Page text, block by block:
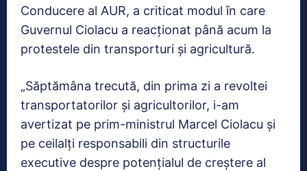
Conducere al AUR, a criticat modul în care
Guvernul Ciolacu a reacţionat până acum la
protestele din transporturi şi agricultură.
„Săptămâna trecută, din prima zi a revoltei
transportatorilor şi agricultorilor, i-am
avertizat pe prim-ministrul Marcel Ciolacu şi
pe ceilalţi responsabili din structurile
executive despre potenţialul de creştere al